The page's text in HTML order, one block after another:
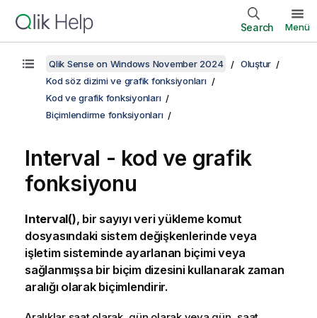
Search Menü
Qlik Sense on Windows November 2024
Oluştur
Kod söz dizimi ve grafik fonksiyonları
Kod ve grafik fonksiyonları
Biçimlendirme fonksiyonları
Interval - kod ve grafik
fonksiyonu
Interval(), bir sayıyı veri yükleme komut
dosyasındaki sistem değişkenlerinde veya
işletim sisteminde ayarlanan biçimi veya
sağlanmışsa bir biçim dizesini kullanarak zaman
aralığı olarak biçimlendirir.